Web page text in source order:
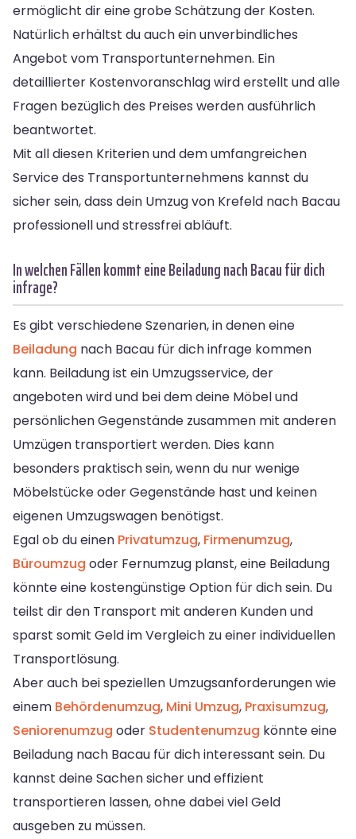
ermöglicht dir eine grobe Schätzung der Kosten.
Natürlich erhältst du auch ein unverbindliches
Angebot vom Transportunternehmen. Ein
detaillierter Kostenvoranschlag wird erstellt und alle
Fragen bezüglich des Preises werden ausführlich
beantwortet.
Mit all diesen Kriterien und dem umfangreichen
Service des Transportunternehmens kannst du
sicher sein, dass dein Umzug von Krefeld nach Bacau
professionell und stressfrei abläuft.
In welchen Fällen kommt eine Beiladung nach Bacau für dich
infrage?
Es gibt verschiedene Szenarien, in denen eine
Beiladung nach Bacau für dich infrage kommen
kann. Beiladung ist ein Umzugsservice, der
angeboten wird und bei dem deine Möbel und
persönlichen Gegenstände zusammen mit anderen
Umzügen transportiert werden. Dies kann
besonders praktisch sein, wenn du nur wenige
Möbelstücke oder Gegenstände hast und keinen
eigenen Umzugswagen benötigst.
Egal ob du einen Privatumzug, Firmenumzug,
Büroumzug oder Fernumzug planst, eine Beiladung
könnte eine kostengünstige Option für dich sein. Du
teilst dir den Transport mit anderen Kunden und
sparst somit Geld im Vergleich zu einer individuellen
Transportlösung.
Aber auch bei speziellen Umzugsanforderungen wie
einem Behördenumzug, Mini Umzug, Praxisumzug,
Seniorenumzug oder Studentenumzug könnte eine
Beiladung nach Bacau für dich interessant sein. Du
kannst deine Sachen sicher und effizient
transportieren lassen, ohne dabei viel Geld
ausgeben zu müssen.